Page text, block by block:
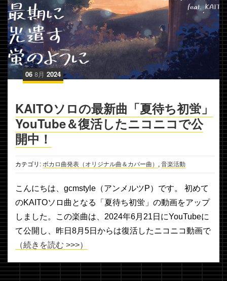
06 8月 2024
KAITOソロの最新曲「夏待ち初蛍」
YouTube＆復活したニコニコで公
開中！
カテゴリ: ボカロ曲発表（オリジナル曲＆カバー曲） 音楽活動
こんにちは、gcmstyle（アンメルツP）です。 初めて
のKAITOソロ曲となる「夏待ち初蛍」の動画をアップ
しました。この楽曲は、2024年6月21日にYouTubeに
て公開し、昨日8月5日からは復活したニコニコ動画で
（続きを読む >>>）